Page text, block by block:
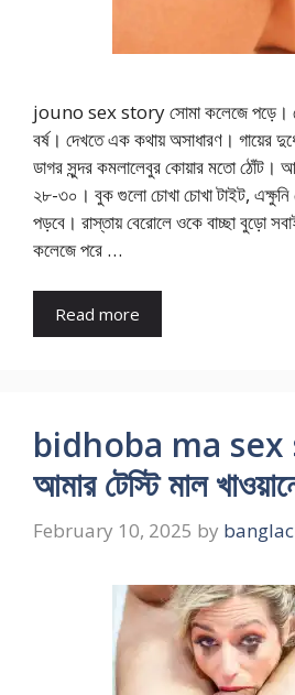
jouno sex story সোমা কলেজে পড়ে।
বর্ষ। দেখতে এক কথায় অসাধারণ। গায়ের
ডাগর সুন্দর কমলালেবুর কোয়ার মতো ঠোঁট।
২৮-৩০। বুক গুলো চোখা চোখা টাইট, এক্ষুনি
পড়বে। রাস্তায় বেরোলে ওকে বাচ্ছা বুড়ো
কলেজে পরে …
Read more
bidhoba ma sex
আমার টেস্টি মাল
February 10, 2025 by